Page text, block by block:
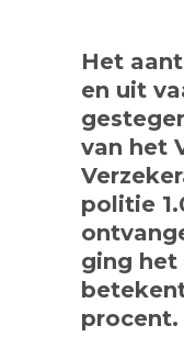
Het
en uit
van het
politie
ging het
procent.